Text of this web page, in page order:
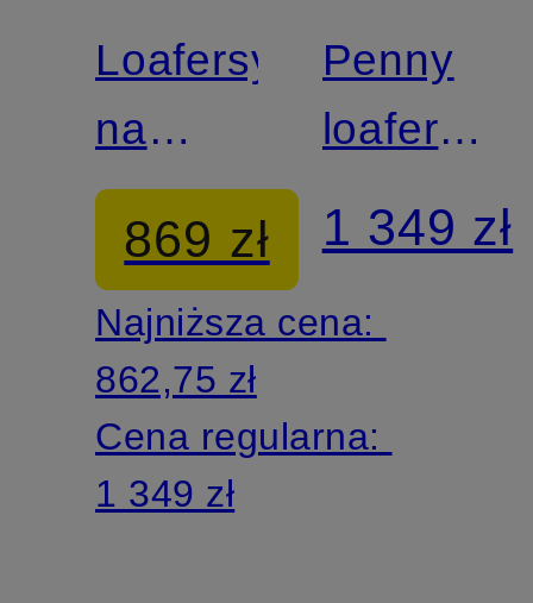
SCHMENGER
Loafersy
na
platformie
JACY
869 zł
Najniższa cena:
862,75 zł
Cena regularna:
1 349 zł
Penny
loafers
ALVA
NAPPA
1 349 zł